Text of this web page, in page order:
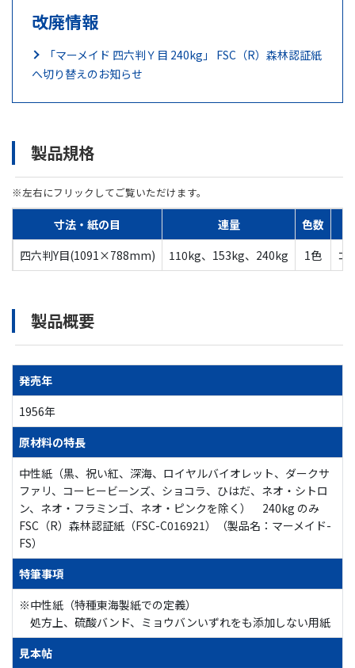
改廃情報
「マーメイド 四六判Ｙ目 240kg」 FSC（R）森林認証紙
へ切り替えのお知らせ
製品規格
※左右にフリックしてご覧いただけます。
寸法・紙の目 連量 色数
四六判Y目(1091×788mm)
110kg、153kg、240kg 1色 コ
製品概要
発売年
1956年
原材料の特長
中性紙（黒、祝い紅、深海、ロイヤルバイオレット、ダークサ
ファリ、コーヒービーンズ、ショコラ、ひはだ、ネオ・シトロ
ン、ネオ・フラミンゴ、ネオ・ピンクを除く） 240kg のみ
FSC（R）森林認証紙（FSC-C016921）（製品名：マーメイド-
FS）
特筆事項
※中性紙（特種東海製紙での定義）
処方上、硫酸バンド、ミョウバンいずれをも添加しない用紙
見本帖